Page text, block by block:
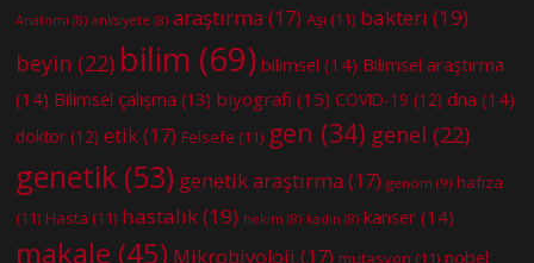
Anatomi (8) anksiyete (8) araştırma (17) Aşı (11) bakteri (19)
beyin (22) bilim (69) bilimsel (14) Bilimsel araştırma
(14) Bilimsel çalışma (13) biyografi (15) COVID-19 (12) dna (14)
doktor (12) etik(17) Felsefe (11) gen (34) genel (22)
genetik (53) genetik araştırma (17) genom (9) hafıza
(11) Hasta (11) hastalık(19) hekim (8) kadın (8) kanser (14)
makale (45) Mikrobiyoloji (17) mutasyon (11) nobel